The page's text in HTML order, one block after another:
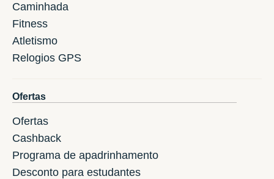
Caminhada
Fitness
Atletismo
Relogios GPS
Ofertas
Ofertas
Cashback
Programa de apadrinhamento
Desconto para estudantes